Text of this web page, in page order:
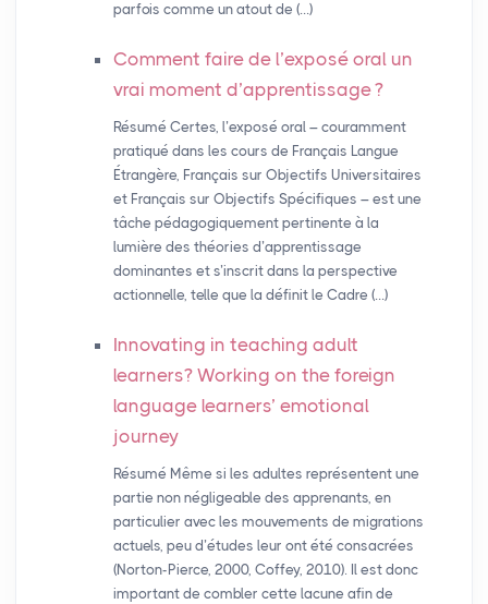
parfois comme un atout de (…)
Comment faire de l’exposé oral un
vrai moment d’apprentissage?
Résumé Certes, l’exposé oral – couramment
pratiqué dans les cours de Français Langue
Étrangère, Français sur Objectifs Universitaires
et Français sur Objectifs Spécifiques – est une
tâche pédagogiquement pertinente à la
lumière des théories d’apprentissage
dominantes et s’inscrit dans la perspective
actionnelle, telle que la définit le Cadre (…)
Innovating in teaching adult
learners? Working on the foreign
language learners’ emotional
journey
Résumé Même si les adultes représentent une
partie non négligeable des apprenants, en
particulier avec les mouvements de migrations
actuels, peu d’études leur ont été consacrées
(Norton-Pierce, 2000, Coffey, 2010). Il est donc
important de combler cette lacune afin de